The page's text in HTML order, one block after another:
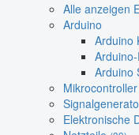
Alle anzeigen
Arduino
Arduino
Arduino
Elektronische